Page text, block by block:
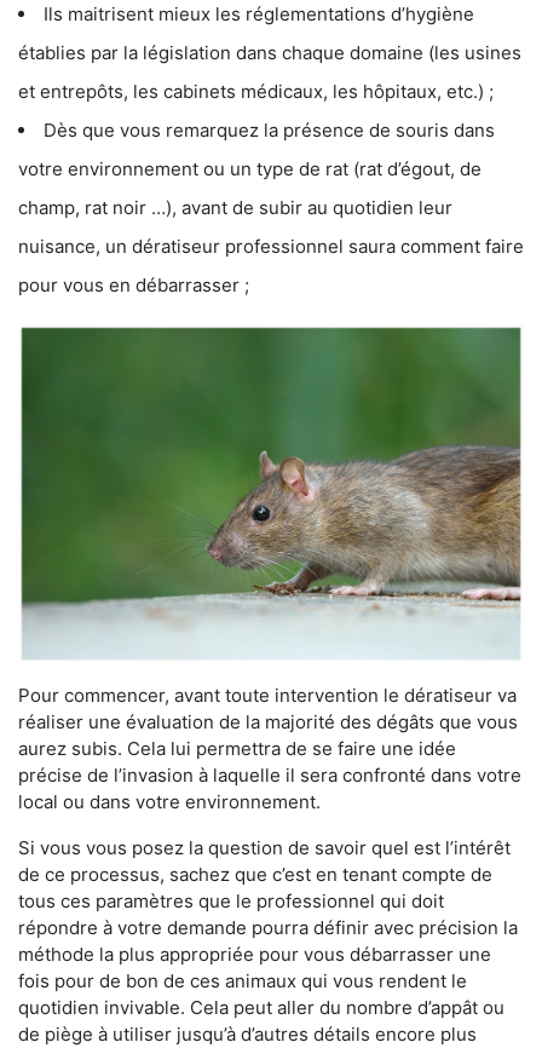
Ils maitrisent mieux les réglementations d’hygiène
établies par la législation dans chaque domaine (les usines
et entrepôts, les cabinets médicaux, les hôpitaux, etc.) ;
Dès que vous remarquez la présence de souris dans
votre environnement ou un type de rat (rat d’égout, de
champ, rat noir …), avant de subir au quotidien leur
nuisance, un dératiseur professionnel saura comment faire
pour vous en débarrasser ;
Pour commencer, avant toute intervention le dératiseur va
réaliser une évaluation de la majorité des dégâts que vous
aurez subis. Cela lui permettra de se faire une idée
précise de l’invasion à laquelle il sera confronté dans votre
local ou dans votre environnement.
Si vous vous posez la question de savoir quel est l’intérêt
de ce processus, sachez que c’est en tenant compte de
tous ces paramètres que le professionnel qui doit
répondre à votre demande pourra définir avec précision la
méthode la plus appropriée pour vous débarrasser une
fois pour de bon de ces animaux qui vous rendent le
quotidien invivable. Cela peut aller du nombre d’appât ou
de piège à utiliser jusqu’à d’autres détails encore plus